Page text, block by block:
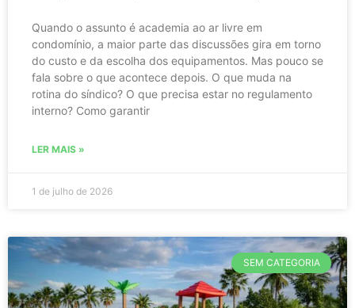
Quando o assunto é academia ao ar livre em
condomínio, a maior parte das discussões gira em torno
do custo e da escolha dos equipamentos. Mas pouco se
fala sobre o que acontece depois. O que muda na
rotina do síndico? O que precisa estar no regulamento
interno? Como garantir
LER MAIS »
1 de julho de 2026
SEM CATEGORIA